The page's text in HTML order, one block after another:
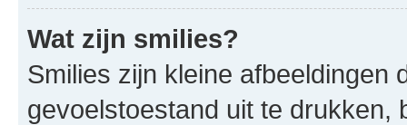
Wat zijn smilies?
Smilies zijn kleine afbeeldingen
gevoelstoestand uit te drukken,